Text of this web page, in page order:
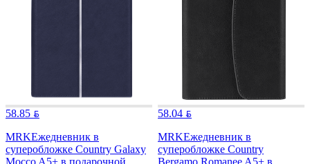
58.85
MRKЕжедневник в
суперобложке Country Galaxy
Mocco A5+ в подарочной
58.04
MRKЕжедневник в
суперобложке Country
Bergamo Romanee A5+ в